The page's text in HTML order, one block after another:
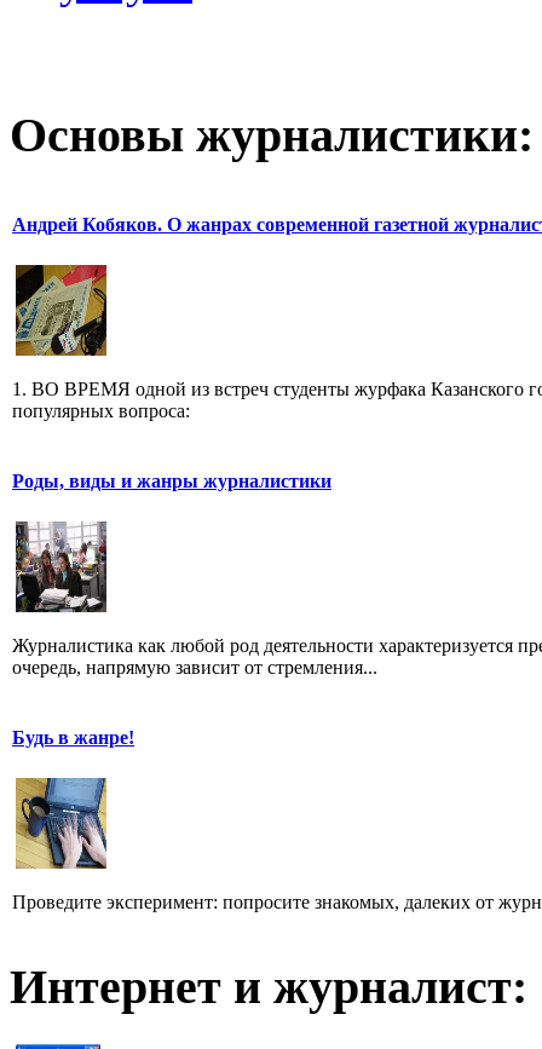
Основы журналистики:
Андрей Кобяков. О жанрах современной газетной
1. ВО ВРЕМЯ одной из встреч студенты журфака Казанского
популярных вопроса:
Роды, виды и жанры журналистики
Журналистика как любой род деятельности характеризуется
очередь, напрямую зависит от стремления...
Будь в жанре!
Проведите эксперимент: попросите знакомых, далеких от
Интернет и журналист: